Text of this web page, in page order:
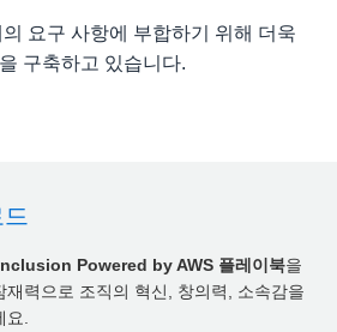
요구 사항에 부합하기 위해 더욱
구축하고 있습니다.
Powered by AWS 플레이북을
재력으로 조직의 혁신, 창의력, 소속감을
.